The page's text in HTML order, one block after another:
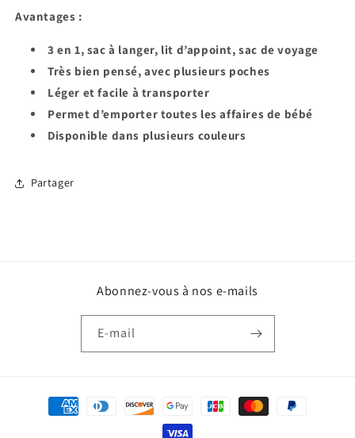
Avantages :
3 en 1, sac à langer, lit d’appoint, sac de voyage
Très bien pensé, avec plusieurs poches
Léger et facile à transporter
Permet d’emporter toutes les affaires de bébé
Disponible dans plusieurs couleurs
Partager
Abonnez-vous à nos e-mails
E-mail
Moyens